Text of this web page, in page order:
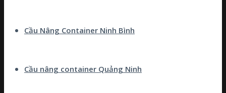
Cầu Nâng Container Ninh Bình
Cầu nâng container Quảng Ninh